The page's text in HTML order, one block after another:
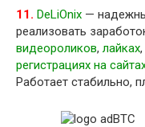
11. DeLiOnix —
реализовать
видеороликов, лайках
регистрациях на
Работает стабильно,